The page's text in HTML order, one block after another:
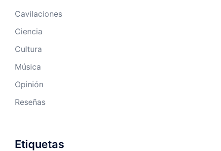
Cavilaciones
Ciencia
Cultura
Música
Opinión
Reseñas
Etiquetas